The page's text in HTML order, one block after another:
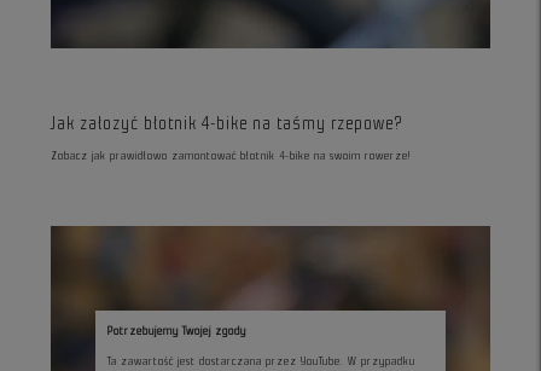
Potrzebujemy Twojej zgody
Ta zawartość jest dostarczana przez YouTube. W przypadku
Jak załozyć błotnik 4-bike na taśmy rzepowe?
Zobacz jak prawidłowo zamontować błotnik 4-bike na swoim rowerze!